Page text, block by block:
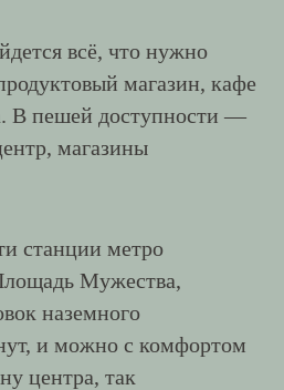
всё, что нужно
магазин, кафе
В пешей доступности —
магазины
станции метро
Мужества,
наземного
и можно с комфортом
центра, так